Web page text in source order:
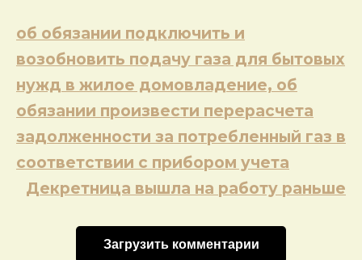
Навигация
по
записям
об обязании подключить и
возобновить подачу газа для бытовых
нужд в жилое домовладение, об
обязании произвести перерасчета
задолженности за потребленный газ в
соответствии с прибором учета
Декретница вышла на работу раньше
Загрузить комментарии